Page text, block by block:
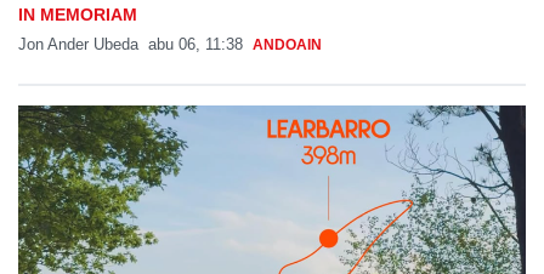
IN MEMORIAM
Jon Ander Ubeda abu 06, 11:38 ANDOAIN